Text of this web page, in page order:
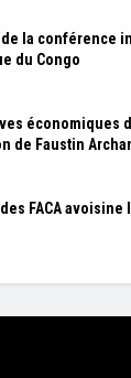
de la conférence
du Congo
économiques
de Faustin
FACA avoisine